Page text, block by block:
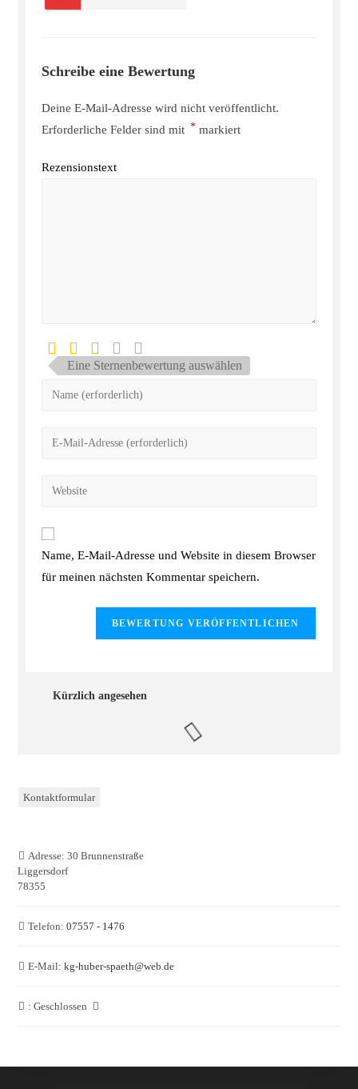
Schreibe eine Bewertung
Deine E-Mail-Adresse wird nicht veröffentlicht.
Erforderliche Felder sind mit * markiert
Rezensionstext
Eine Sternenbewertung auswählen
Name, E-Mail-Adresse und Website in diesem Browser
für meinen nächsten Kommentar speichern.
Kürzlich angesehen
Kontaktformular
Adresse: 30 Brunnenstraße
Liggersdorf
78355
Telefon: 07557 - 1476
E-Mail: kg-huber-spaeth@web.de
: Geschlossen